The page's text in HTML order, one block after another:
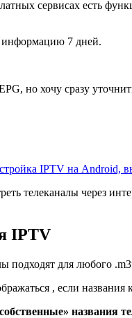
сервисах есть
7 дней.
но хочу сразу
IPTV на Android,
телеканалы через
IPTV
для любого
, если
названия